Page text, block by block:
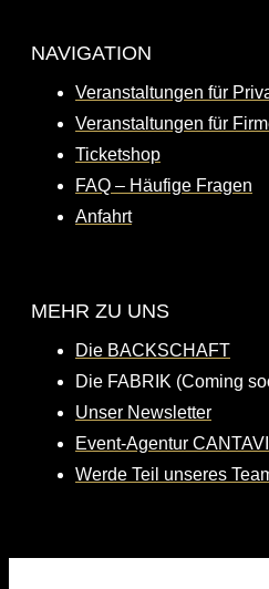
NAVIGATION
Veranstaltungen für
Veranstaltungen für
Ticketshop
FAQ – Häufige Fragen
Anfahrt
MEHR ZU UNS
Die BACKSCHAFT
Die FABRIK (Coming
Unser Newsletter
Event-Agentur
Werde Teil unseres